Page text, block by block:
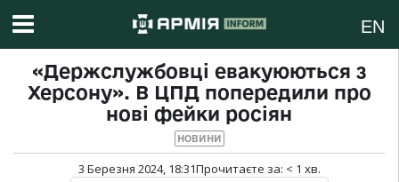
EN
«Держслужбовці евакуюються з
Херсону». В ЦПД попередили про
нові фейки росіян
НОВИНИ
3 Березня 2024, 18:31Прочитаєте за: < 1 хв.